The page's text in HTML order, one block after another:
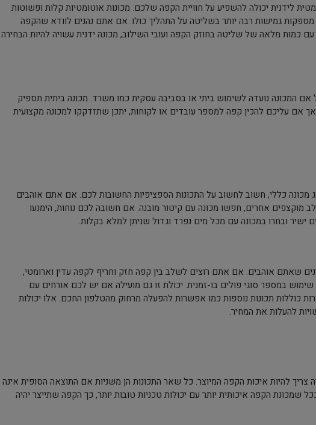
לידנית יכולה להשפיע על חוויית הקפה שלכם. מכונות אוטומטיות קלות ופשוטות
מספקות גמישות רבה יותר בשליטה על התהליך כולו. אם אתם נהנים לוודא שהקפה
כמות מלאה של שליטה בחוזק הקפה ועובי השילוב, מכונה ידנית עשויה להיות הבחירה
המכונה נועדה לשימוש ביתי או בסביבה עסקית כמו משרד. מכונה ביתית תספיק
אם עליכם להכין קפה למספר עובדים או לקוחות, יתכן שתזדקקו למכונה מקצועית
מכונה כללי, חשוב לחשוב על התכונות הספציפיות החשובות לכם. אם אתם אוהבים
מוקצפים אחרים, חפשו מכונה עם קיטור מובנה. אם חשובה לכם נוחות, הימנעו
ישיר ובחרו במכונה עם מכל מים נפרד וגדול שניתן למלא בקלות.
שאתם אוהבים. אם אתם רוצים לשלב בין קפה חזק וחריף לקפה עדין וארומטי,
במספר סוגי פולים בו-זמנית. יכולת זו גם מועילה אם יש לכם אורחים עם
כוללות תכונות נוספות כמו אפשרות להפעלה מרחוק מהטלפון החכם. אלו יכולות
להעלות את המחיר.
צריך להיות איכות הקפה המיוצר. כל שאר התכונות הן משניות אם התוצאה הסופית אינה
שמכונת הקפה איכותית יותר עם יכולות טכניות טובות יותר, כך הקפה שתייצר יהיה